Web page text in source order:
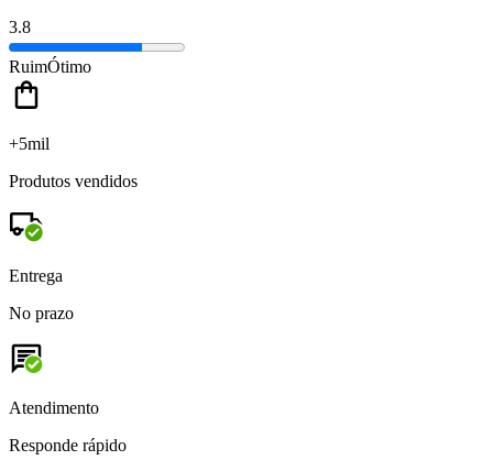
3.8
RuimÓtimo
+5mil
Produtos vendidos
Entrega
No prazo
Atendimento
Responde rápido